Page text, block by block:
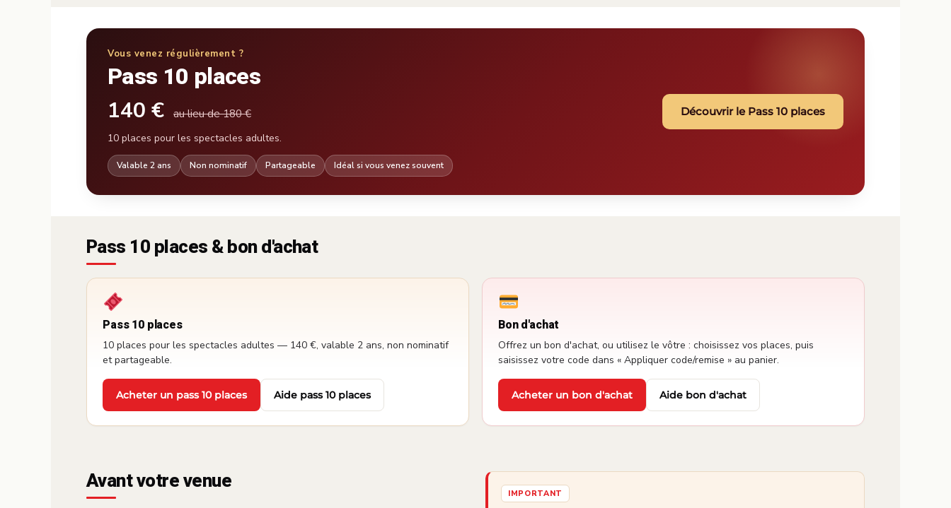
Vous venez régulièrement ?
Pass 10 places
140 € au lieu de 180 €
10 places pour les spectacles adultes.
Valable 2 ans Non nominatif Partageable Idéal si vous venez souvent
Découvrir le Pass 10 places
Pass 10 places & bon d'achat
Pass 10 places
10 places pour les spectacles adultes — 140 €, valable 2 ans, non nominatif
et partageable.
Acheter un pass 10 places
·
Aide pass 10 places
Bon d'achat
Offrez un bon d'achat, ou utilisez le vôtre : choisissez vos places, puis
saisissez votre code dans « Appliquer code/remise » au panier.
Acheter un bon d'achat
·
Aide bon d'achat
Avant votre venue IMPORTANT